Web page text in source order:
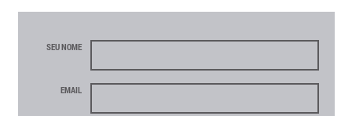
SEU NOME
EMAIL